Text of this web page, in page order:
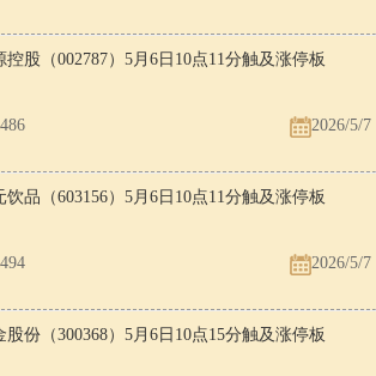
控股（002787）5月6日10点11分触及涨停板
486 2026/5/7
饮品（603156）5月6日10点11分触及涨停板
494 2026/5/7
股份（300368）5月6日10点15分触及涨停板